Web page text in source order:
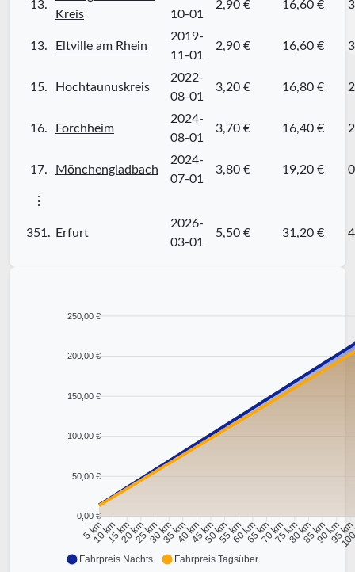
13.
Kreis
10-01
2,90 € 16,60 €
13. Eltville am Rhein
2019-
11-01
2,90 € 16,60 €
15. Hochtaunuskreis
2022-
08-01
3,20 € 16,80 €
16. Forchheim
2024-
08-01
3,70 € 16,40 €
17. Mönchengladbach
2024-
07-01
3,80 € 19,20 €
⋮
351. Erfurt
2026-
03-01
5,50 € 31,20 €
250,00 €
200,00 €
150,00 €
100,00 €
50,00 €
0,00 €
5 km
10 km15 km20 km25 km30 km35 km40 km45 km50 km55 km60 km65 km70 km75 km80 km85 km90 km95 km
Fahrpreis Nachts Fahrpreis Tagsüber